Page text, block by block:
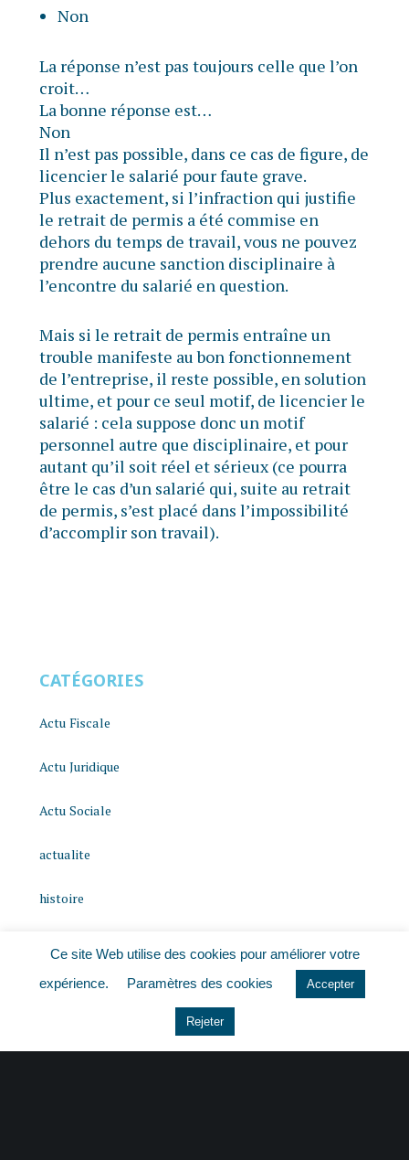
Non
La réponse n’est pas toujours celle que l’on
croit…
La bonne réponse est…
Non
Il n’est pas possible, dans ce cas de figure, de
licencier le salarié pour faute grave.
Plus exactement, si l’infraction qui justifie
le retrait de permis a été commise en
dehors du temps de travail, vous ne pouvez
prendre aucune sanction disciplinaire à
l’encontre du salarié en question.
Mais si le retrait de permis entraîne un
trouble manifeste au bon fonctionnement
de l’entreprise, il reste possible, en solution
ultime, et pour ce seul motif, de licencier le
salarié : cela suppose donc un motif
personnel autre que disciplinaire, et pour
autant qu’il soit réel et sérieux (ce pourra
être le cas d’un salarié qui, suite au retrait
de permis, s’est placé dans l’impossibilité
d’accomplir son travail).
CATÉGORIES
Actu Fiscale
Actu Juridique
Actu Sociale
actualite
histoire
Non classé
Ce site Web utilise des cookies pour améliorer votre
expérience.
Paramètres des cookies Accepter
Rejeter